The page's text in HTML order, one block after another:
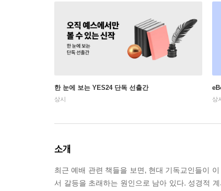
한 눈에 보는 YES24 단독 선출간
상시 상
소개
최근 예배 관련 책들을 보면, 현대 기독교인들이
서 갈등을 초래하는 원인으로 남아 있다. 성경적